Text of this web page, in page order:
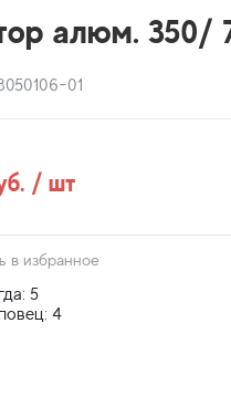
алюм. 350/
01
/ шт
в избранное
5
4